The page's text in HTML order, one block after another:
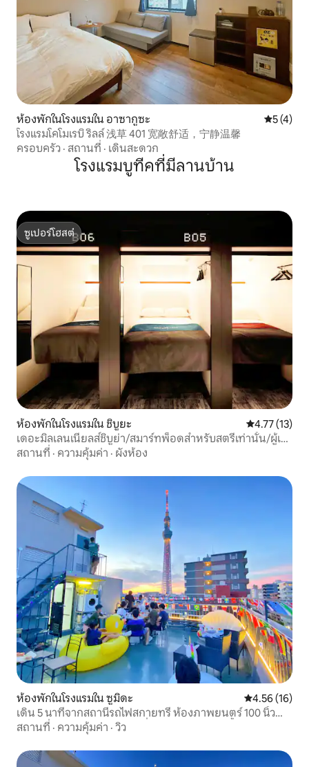
ห้องพักในโรงแรมใน อาซากูซะ คะแนนเฉ
5 (4)
โรงแรมโคโมเรบิ ริลล์ 浅草 401 宽敞舒适，宁静温馨
ครอบครัว · สถานที่ · เดินสะดวก
โรงแรมบูทีคที่มีลานบ้าน
ซูเปอร์โฮสต์
ซูเปอร์โฮสต์
ห้องพักในโรงแรมใน ชิบูยะ คะแนนเฉลี่ย
4.77 (13)
เดอะมิลเลนเนียลส์ชิบูย่า/สมาร์ทพ็อดสำหรับสตรีเท่านั้น/ผู้เข้า
พัก 1 คน
สถานที่ · ความคุ้มค่า · ผังห้อง
ห้องพักในโรงแรมใน ซูมิดะ คะแนนเฉลี่ย
4.56 (16)
เดิน 5 นาทีจากสถานีรถไฟสกายทรี ห้องภาพยนตร์ 100 นิ้ว
ฉายภาพบนผ้า มีห้องครัว เครื่องซักผ้า อ่างอาบน้ำ
สถานที่ · ความคุ้มค่า · วิว